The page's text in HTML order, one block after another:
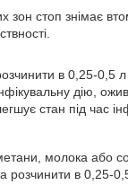
стоп знімає
в 0,25-0,5
дію,
стан під час
молока або
розчинити в 0,25-